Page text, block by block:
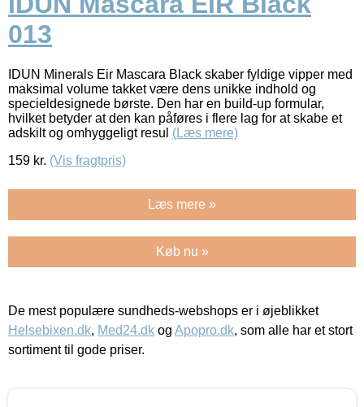
013
IDUN Minerals Eir Mascara Black skaber fyldige vipper med
maksimal volume takket være dens unikke indhold og
specieldesignede børste. Den har en build-up formular,
hvilket betyder at den kan påføres i flere lag for at skabe et
adskilt og omhyggeligt resul (Læs mere)
159 kr. (Vis fragtpris)
Læs mere »
Køb nu »
De mest populære sundheds-webshops er i øjeblikket
Helsebixen.dk, Med24.dk og Apopro.dk, som alle har et stort
sortiment til gode priser.